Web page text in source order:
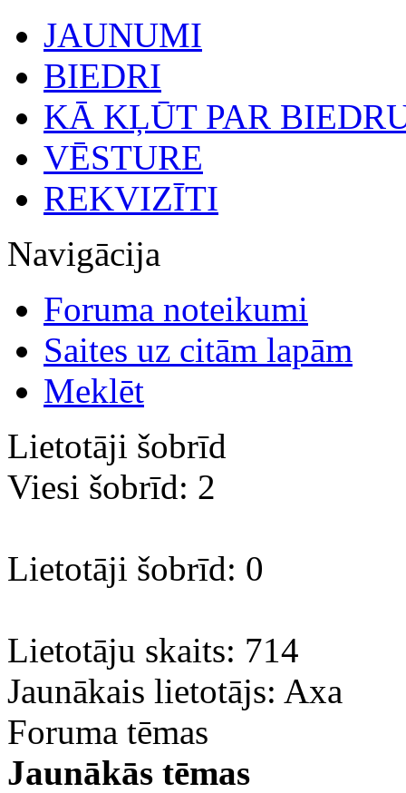
JAUNUMI
BIEDRI
KĀ KĻŪT PAR
VĒSTURE
REKVIZĪTI
Navigācija
Foruma noteikumi
Saites uz citām lapām
Meklēt
Lietotāji šobrīd
Viesi šobrīd: 2
Lietotāji šobrīd: 0
Lietotāju skaits: 714
Jaunākais lietotājs: Axa
Foruma tēmas
Jaunākās tēmas